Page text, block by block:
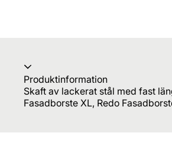
Produktinformation
Skaft av lackerat stål med fast
Fasadborste XL, Redo